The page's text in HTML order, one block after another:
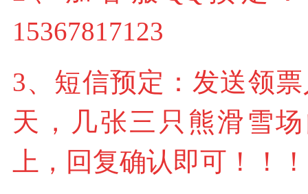
15367817123
3、短信预定 ：发送领
天，几张三只熊滑雪
上，回复确认即可！！！